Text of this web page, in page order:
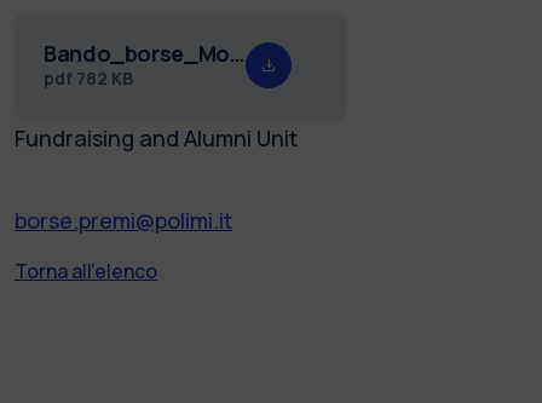
Bando_borse_Mobility_Eng_LM_25.26.pdf
pdf 782 KB
Fundraising and Alumni Unit
borse.premi@polimi.it
Torna all'elenco